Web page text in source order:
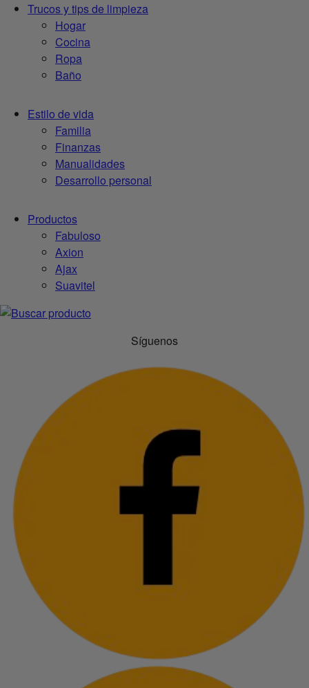
Trucos y tips de limpieza
Hogar
Cocina
Ropa
Baño
Estilo de vida
Familia
Finanzas
Manualidades
Desarrollo personal
Productos
Fabuloso
Axion
Ajax
Suavitel
Síguenos